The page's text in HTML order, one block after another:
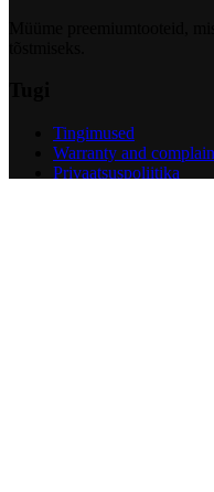
Tingimused
Warranty and
Privaatsuspoliitika